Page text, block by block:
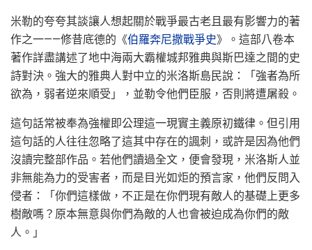
米勒的夸夸其談讓人想起關於戰爭最古老且最有影響力的著
作之一——修昔底德的《伯羅奔尼撒戰爭史》。這部八卷本
著作詳盡講述了地中海兩大霸權城邦雅典與斯巴達之間的史
詩對決。強大的雅典人對中立的米洛斯島民說：「強者為所
欲為，弱者逆來順受」，並勒令他們臣服，否則將遭屠殺。
這句話常被奉為強權即公理這一現實主義原初鐵律。但引用
這句話的人往往忽略了這其中存在的諷刺，或許是因為他們
沒讀完整部作品。若他們讀過全文，便會發現，米洛斯人並
非無能為力的受害者，而是目光如炬的預言家，他們反問入
侵者：「你們這樣做，不正是在你們現有敵人的基礎上更多
樹敵嗎？原本無意與你們為敵的人也會被迫成為你們的敵
人。」